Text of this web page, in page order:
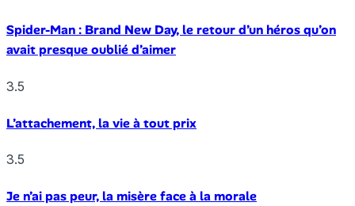
Spider-Man : Brand New Day, le retour d’un héros qu’on
avait presque oublié d’aimer
3.5
L’attachement, la vie à tout prix
3.5
Je n’ai pas peur, la misère face à la morale